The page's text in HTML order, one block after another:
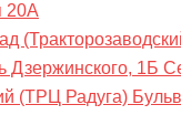
20А
Дзержинского, 1Б
(ТРЦ Радуга)